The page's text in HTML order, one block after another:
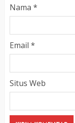
Nama *
Email *
Situs Web